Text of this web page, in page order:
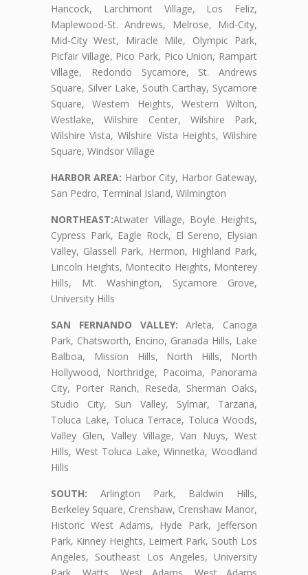
Hancock, Larchmont Village, Los Feliz,
Maplewood-St. Andrews, Melrose, Mid-City,
Mid-City West, Miracle Mile, Olympic Park,
Picfair Village, Pico Park, Pico Union, Rampart
Village, Redondo Sycamore, St. Andrews
Square, Silver Lake, South Carthay, Sycamore
Square, Western Heights, Western Wilton,
Westlake, Wilshire Center, Wilshire Park,
Wilshire Vista, Wilshire Vista Heights, Wilshire
Square, Windsor Village
HARBOR AREA: Harbor City, Harbor Gateway,
San Pedro, Terminal Island, Wilmington
NORTHEAST:Atwater Village, Boyle Heights,
Cypress Park, Eagle Rock, El Sereno, Elysian
Valley, Glassell Park, Hermon, Highland Park,
Lincoln Heights, Montecito Heights, Monterey
Hills, Mt. Washington, Sycamore Grove,
University Hills
SAN FERNANDO VALLEY: Arleta, Canoga
Park, Chatsworth, Encino, Granada Hills, Lake
Balboa, Mission Hills, North Hills, North
Hollywood, Northridge, Pacoima, Panorama
City, Porter Ranch, Reseda, Sherman Oaks,
Studio City, Sun Valley, Sylmar, Tarzana,
Toluca Lake, Toluca Terrace, Toluca Woods,
Valley Glen, Valley Village, Van Nuys, West
Hills, West Toluca Lake, Winnetka, Woodland
Hills
SOUTH: Arlington Park, Baldwin Hills,
Berkeley Square, Crenshaw, Crenshaw Manor,
Historic West Adams, Hyde Park, Jefferson
Park, Kinney Heights, Leimert Park, South Los
Angeles, Southeast Los Angeles, University